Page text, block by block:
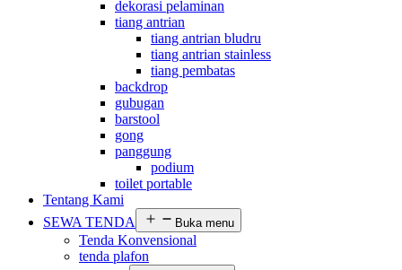
dekorasi pelaminan
tiang antrian
tiang antrian bludru
tiang antrian stainless
tiang pembatas
backdrop
gubugan
barstool
gong
panggung
podium
toilet portable
Tentang Kami
SEWA TENDA
Buka menu
Tenda Konvensional
tenda plafon